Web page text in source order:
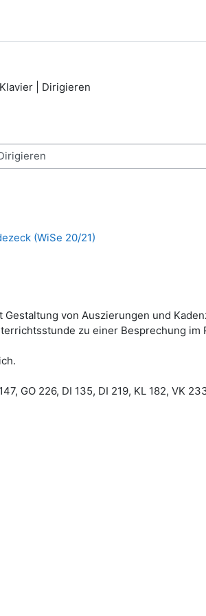
| Dirigieren
(WiSe 20/21)
von Auszierungen und
zu einer Besprechung im
GO 226, DI 135, DI 219, KL 182, VK